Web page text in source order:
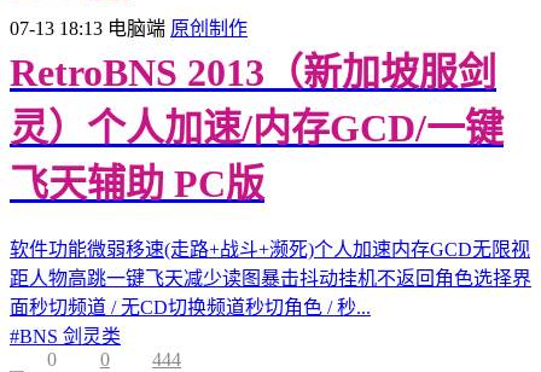
07-13 18:13 电脑端 原创制作
RetroBNS 2013（新加坡服剑
灵）个人加速/内存GCD/一键
飞天辅助 PC版
软件功能微弱移速(走路+战斗+濒死)个人加速内存GCD无限视
距人物高跳一键飞天减少读图暴击抖动挂机不返回角色选择界
面秒切频道 / 无CD切换频道秒切角色 / 秒...
#BNS 剑灵类
0
0 444